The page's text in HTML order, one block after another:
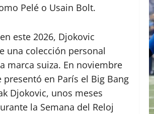
Pelé o Usain Bolt.
este 2026, Djokovic
una colección personal
marca suiza. En noviembre
presentó en París el Big Bang
Djokovic, unos meses
la Semana del Reloj